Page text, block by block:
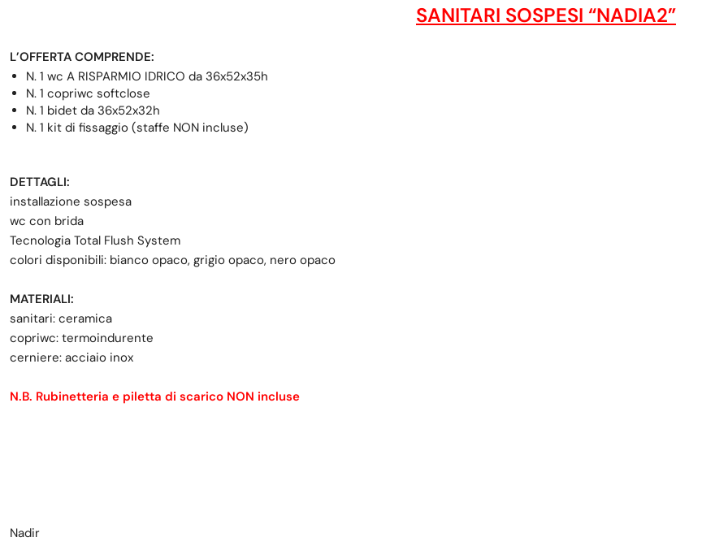
SANITARI SOSPESI “NADIA2”
L’OFFERTA COMPRENDE:
N. 1 wc A RISPARMIO IDRICO da 36x52x35h
N. 1 copriwc softclose
N. 1 bidet da 36x52x32h
N. 1 kit di fissaggio (staffe NON incluse)
DETTAGLI:
installazione sospesa
wc con brida
Tecnologia Total Flush System
colori disponibili: bianco opaco, grigio opaco, nero opaco
MATERIALI:
sanitari: ceramica
copriwc: termoindurente
cerniere: acciaio inox
N.B. Rubinetteria e piletta di scarico NON incluse
Nadir